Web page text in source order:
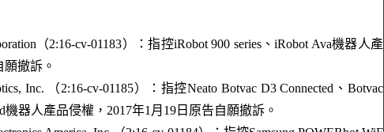
（2:16-cv-01183）：指控iRobot 900 series、iRobot Ava機器人產
撤訴。
Inc. （2:16-cv-01185）：指控Neato Botvac D3 Connected、Botvac
機器人產品侵權，2017年1月19日原告自願撤訴。